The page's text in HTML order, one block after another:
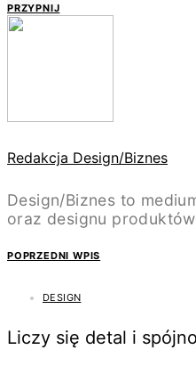
PRZYPNIJ
Redakcja Design/Biznes
Design/Biznes to
oraz designu produktów
POPRZEDNI WPIS
DESIGN
Liczy się detal i